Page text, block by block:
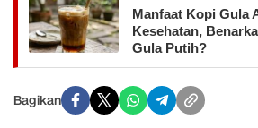
Manfaat Kopi Gula
Kesehatan,
Gula Putih?
Bagikan